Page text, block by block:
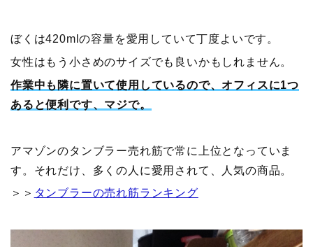
ぼくは420mlの容量を愛用していて丁度よいです。
女性はもう小さめのサイズでも良いかもしれません。
作業中も隣に置いて使用しているので、オフィスに1つ
あると便利です、マジで。
アマゾンのタンブラー売れ筋で常に上位となっていま
す。それだけ、多くの人に愛用されて、人気の商品。
＞＞ タンブラーの売れ筋ランキング